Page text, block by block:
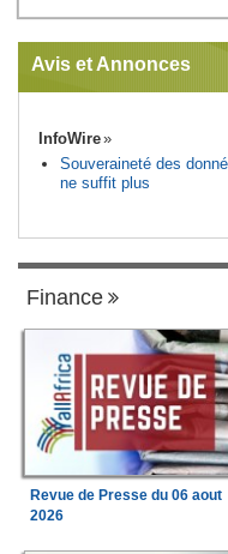
Avis et Annonces
InfoWire
Souveraineté des
ne suffit plus
Finance
Revue de Presse du 06 aout
2026